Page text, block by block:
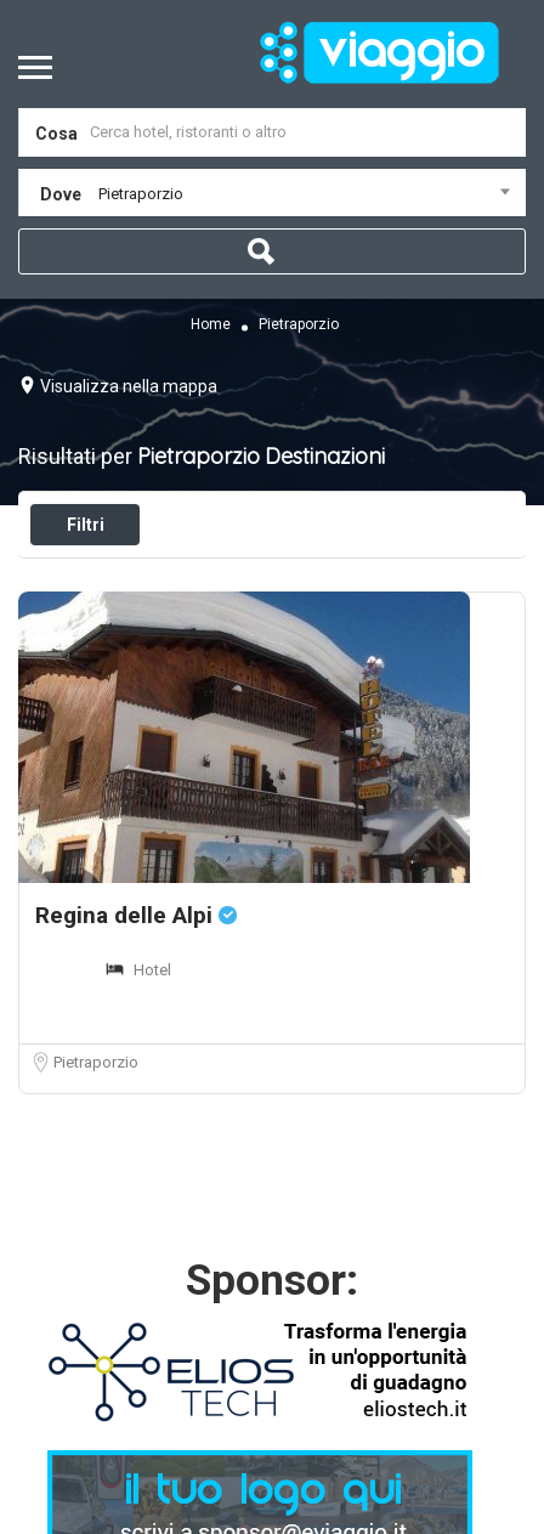
Cosa
Dove Pietraporzio
Home Pietraporzio
Visualizza nella mappa
Risultati per Pietraporzio Destinazioni
Filtri
Regina delle Alpi
Hotel
Pietraporzio
Sponsor: